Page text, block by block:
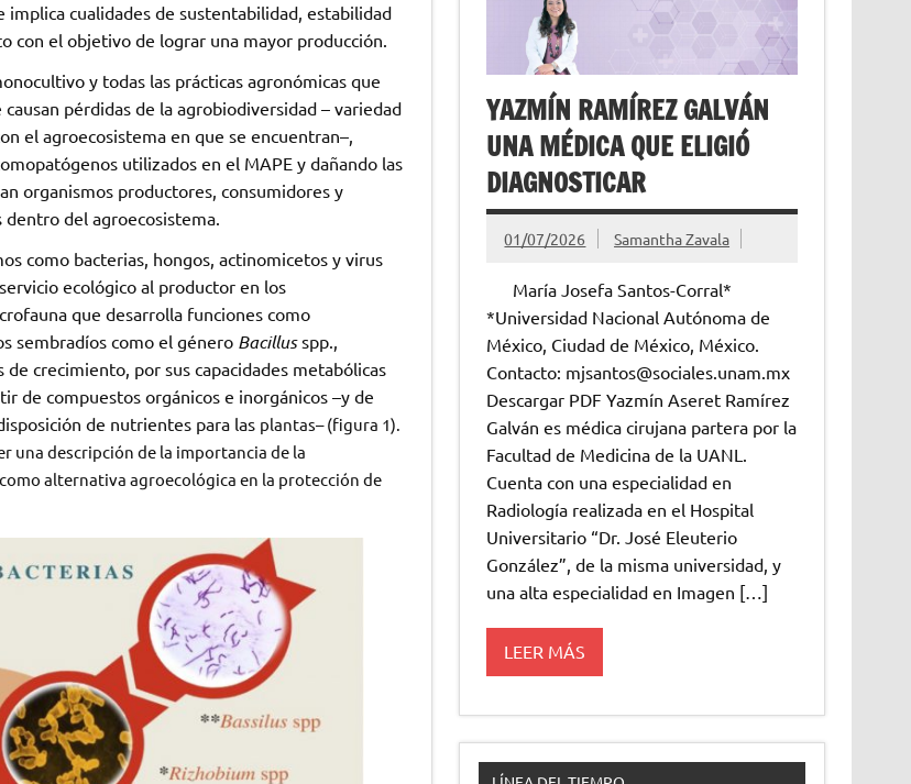
cualidades de sustentabilidad, estabilidad
con el objetivo de lograr una mayor producción.
y todas las prácticas agronómicas que
pérdidas de la agrobiodiversidad – variedad
el agroecosistema en que se encuentran–,
utilizados en el MAPE y dañando las
organismos productores, consumidores y
del agroecosistema.
como bacterias, hongos, actinomicetos y virus
ecológico al productor en los
que desarrolla funciones como
sembradíos como el género Bacillusspp.,
crecimiento, por sus capacidades metabólicas
de compuestos orgánicos e inorgánicos –y de
de nutrientes para las plantas– (figura 1).
una descripción de la importancia de la
alternativa agroecológica en la protección de
YAZMÍN RAMÍREZ GALVÁN
UNA MÉDICA QUE ELIGIÓ
DIAGNOSTICAR
01/07/2026 Samantha Zavala
María Josefa Santos-Corral*
*Universidad Nacional Autónoma de
México, Ciudad de México, México.
Contacto: mjsantos@sociales.unam.mx
Descargar PDF Yazmín Aseret Ramírez
Galván es médica cirujana partera por la
Facultad de Medicina de la UANL.
Cuenta con una especialidad en
Radiología realizada en el Hospital
Universitario “Dr. José Eleuterio
González”, de la misma universidad, y
una alta especialidad en Imagen […]
LEER MÁS